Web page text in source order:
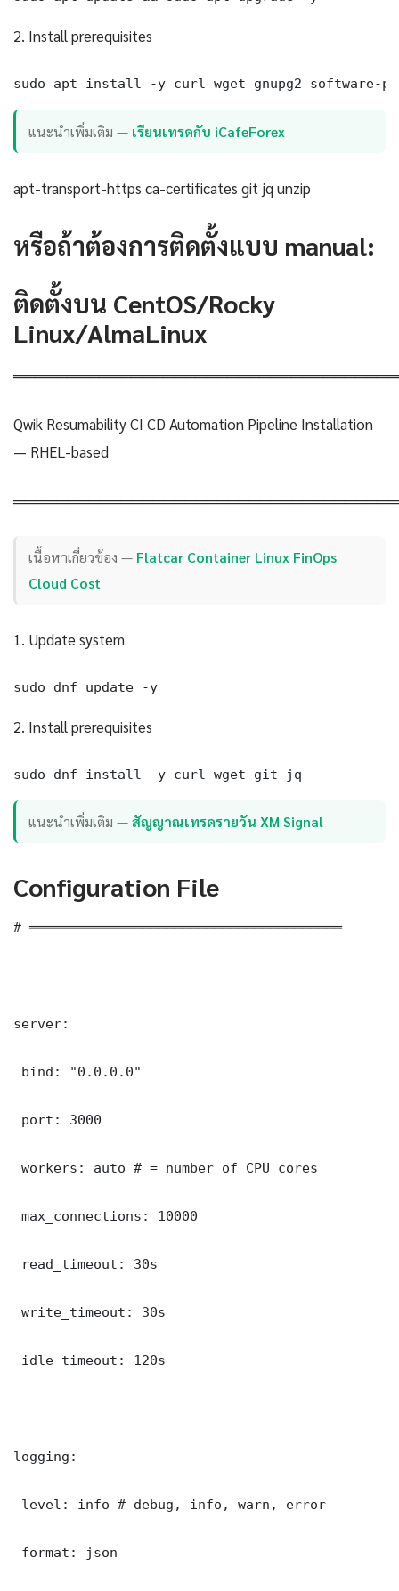
2. Install prerequisites
sudo apt install -y curl wget gnupg2 software-
แนะนำเพิ่มเติม — เรียนเทรดกับ iCafeForex
apt-transport-https ca-certificates git jq unzip
หรือถ้าต้องการติดตั้งแบบ manual:
ติดตั้งบน CentOS/Rocky
Linux/AlmaLinux
Qwik Resumability CI CD Automation Pipeline Installation
— RHEL-based
เนื้อหาเกี่ยวข้อง — Flatcar Container Linux FinOps
Cloud Cost
1. Update system
sudo dnf update -y
2. Install prerequisites
sudo dnf install -y curl wget git jq
แนะนำเพิ่มเติม —สัญญาณเทรดรายวัน XM Signal
Configuration File
# ═══════════════════════════════════════
server:
bind: "0.0.0.0"
port: 3000
workers: auto # = number of CPU cores
max_connections: 10000
read_timeout: 30s
write_timeout: 30s
idle_timeout: 120s
logging:
level: info # debug, info, warn, error
format: json